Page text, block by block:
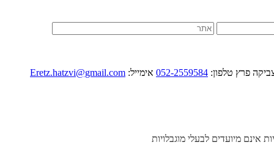
052-2559584 אימייל: Eretz.hatzvi@gmail.com
אינם מיועדים לבעלי מוגבלויות